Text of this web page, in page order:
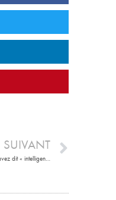
SUIVANT
Vous avez dit « intelligence collective » ?